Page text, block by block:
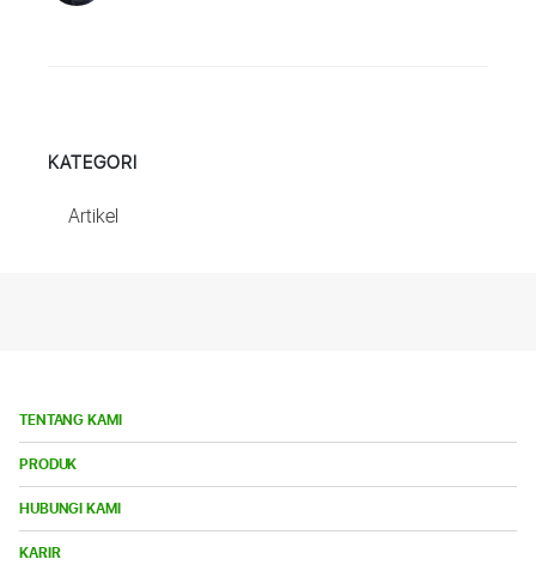
KATEGORI
Artikel
TENTANG KAMI
PRODUK
HUBUNGI KAMI
KARIR